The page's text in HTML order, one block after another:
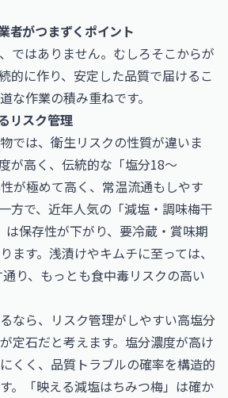
者がつまずくポイント
ではありません。むしろそこからが
的に作り、安定した品質で届けるこ
な作業の積み重ねです。
リスク管理
では、衛生リスクの性質が違いま
が高く、伝統的な「塩分18〜
が極めて高く、常温流通もしやす
方で、近年人気の「減塩・調味梅干
は保存性が下がり、要冷蔵・賞味期
ます。浅漬けやキムチに至っては、
り、もっとも食中毒リスクの高い
なら、リスク管理がしやすい高塩分
定石だと考えます。塩分濃度が高け
くく、品質トラブルの確率を構造的
。「映える減塩はちみつ梅」は確か